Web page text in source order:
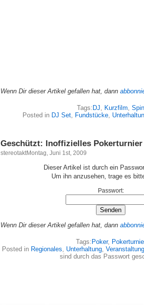
Wenn Dir dieser Artikel gefallen hat, dann
Tags: DJ, Kurzfilm, Spin
Posted in DJ Set, Fundstücke,
Geschützt: Inoffizielles Pokerturnier
stereotaktMontag, Juni 1st, 2009
Dieser Artikel ist durch ein
Um ihn anzusehen, trage es
Passwort:
Wenn Dir dieser Artikel gefallen hat, dann
Tags: Poker,
Posted in Regionales, Unterhaltung,
sind durch das Passwort